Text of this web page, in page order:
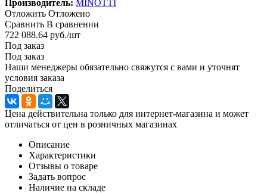
Производитель: MINOTTI
Отложить Отложено
Сравнить В сравнении
722 088.64 руб./шт
Под заказ
Под заказ
Наши менеджеры обязательно свяжутся с вами и уточнят
условия заказа
Поделиться
Цена действительна только для интернет-магазина и может
отличаться от цен в розничных магазинах
Описание
Характеристики
Отзывы о товаре
Задать вопрос
Наличие на складе